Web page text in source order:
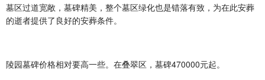
墓区过道宽敞，墓碑精美，整个墓区绿化也是错落有致，为在此安葬
的逝者提供了良好的安葬条件。
陵园墓碑价格相对要高一些。在叠翠区，墓碑470000元起。